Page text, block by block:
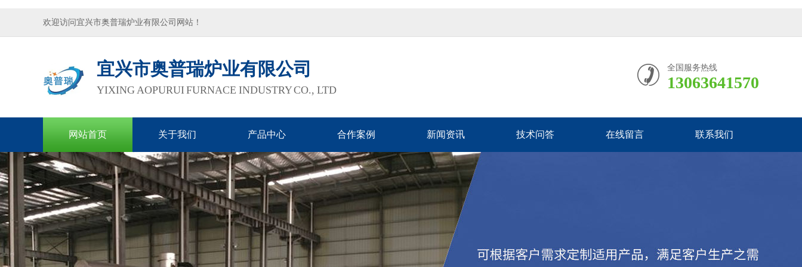
欢迎访问宜兴市奥普瑞炉业有限公司网站！
宜兴市奥普瑞炉业有限公司
YIXING AOPURUI FURNACE INDUSTRY CO., LTD
全国服务热线
13063641570
网站首页 关于我们 产品中心 合作案例 新闻资讯 技术问答 在线留言 联系我们